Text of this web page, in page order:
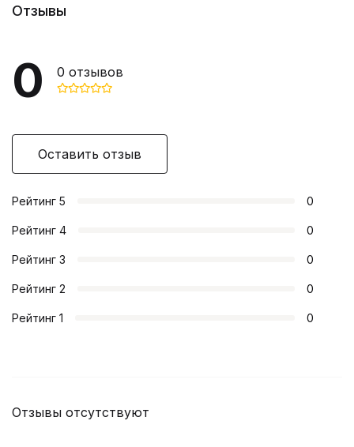
Отзывы
0 0 отзывов
Оставить отзыв
Рейтинг 5 0
Рейтинг 4 0
Рейтинг 3 0
Рейтинг 2 0
Рейтинг 1 0
Отзывы отсутствуют